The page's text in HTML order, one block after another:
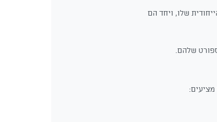
שלו, ויחד הם
שלהם.